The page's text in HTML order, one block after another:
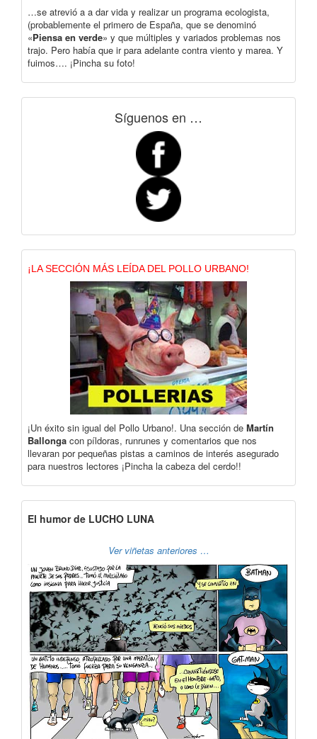
…se atrevió a a dar vida y realizar un programa ecologista,
(probablemente el primero de España, que se denominó
«Piensa en verde» y que múltiples y variados problemas nos
trajo. Pero había que ir para adelante contra viento y marea. Y
fuimos…. ¡Pincha su foto!
Síguenos en …
¡LA SECCIÓN MÁS LEÍDA DEL POLLO URBANO!
¡Un éxito sin igual del Pollo Urbano!. Una sección de Martín
Ballonga con píldoras, runrunes y comentarios que nos
llevaran por pequeñas pistas a caminos de interés asegurado
para nuestros lectores ¡Pincha la cabeza del cerdo!!
El humor de LUCHO LUNA
Ver viñetas anteriores …